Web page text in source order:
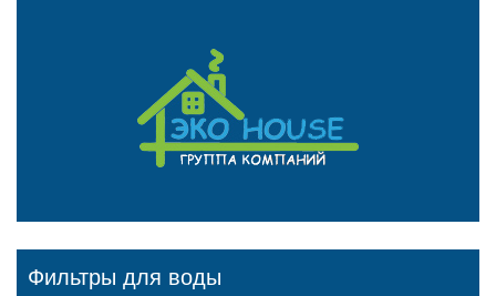
Фильтры для воды